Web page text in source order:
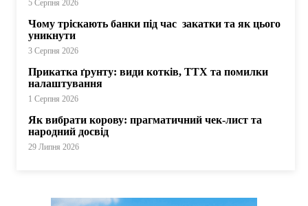
5 Серпня 2026
Чому тріскають банки під час закатки та як цього
уникнути
3 Серпня 2026
Прикатка ґрунту: види котків, ТТХ та помилки
налаштування
1 Серпня 2026
Як вибрати корову: прагматичний чек-лист та
народний досвід
29 Липня 2026